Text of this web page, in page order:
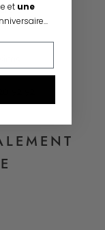
92 92
et une